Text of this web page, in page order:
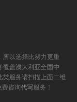
所以选择比努力更重
盖澳大利亚全国中
类服务请扫描上面二维
费咨询代写 服务！